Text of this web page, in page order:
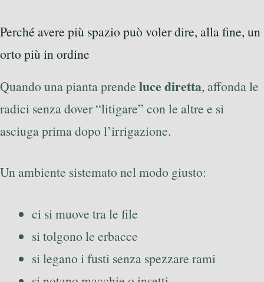
Perché avere più spazio può voler dire, alla fine, un
orto più in ordine
Quando una pianta prende luce diretta, affonda le
radici senza dover “litigare” con le altre e si
asciuga prima dopo l’irrigazione.
Un ambiente sistemato nel modo giusto:
ci si muove tra le file
si tolgono le erbacce
si legano i fusti senza spezzare rami